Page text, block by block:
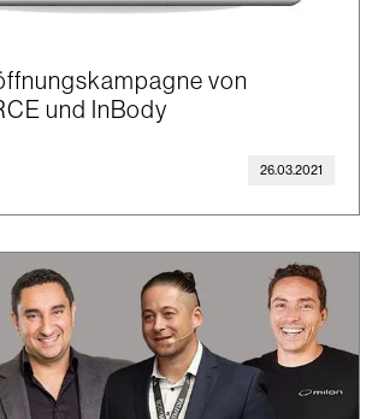
von
und InBody
26.03.2021